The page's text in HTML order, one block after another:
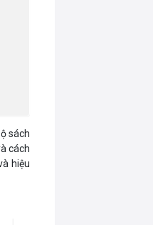
sách
cách
hiệu